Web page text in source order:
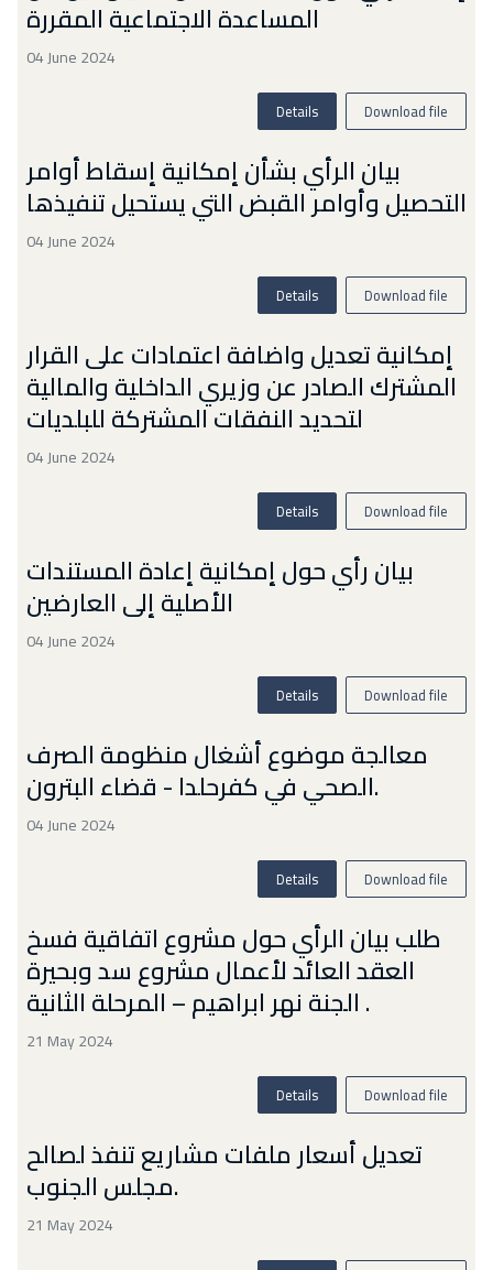
المساعدة الاجتماعية المقررة
04 June 2024
Details Download file
بيان الرأي بشأن إمكانية إسقاط أوامر
التحصيل وأوامر القبض التي يستحيل تنفيذها
04 June 2024
Details Download file
إمكانية تعديل واضافة اعتمادات على القرار
المشترك الصادر عن وزيري الداخلية والمالية
لتحديد النفقات المشتركة للبلديات
04 June 2024
Details Download file
بيان رأي حول إمكانية إعادة المستندات
الأصلية إلى العارضين
04 June 2024
Details Download file
معالجة موضوع أشغال منظومة الصرف
الصحي في كفرحلدا - قضاء البترون.
04 June 2024
Details Download file
طلب بيان الرأي حول مشروع اتفاقية فسخ
العقد العائد لأعمال مشروع سد وبحيرة
الجنة نهر ابراهيم – المرحلة الثانية .
21 May 2024
Details Download file
تعديل أسعار ملفات مشاريع تنفذ لصالح
مجلس الجنوب.
21 May 2024